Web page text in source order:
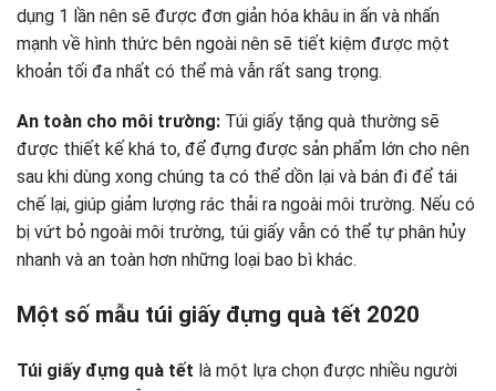
dụng 1 lần nên sẽ được đơn giản hóa khâu in ấn và nhấn
mạnh về hình thức bên ngoài nên sẽ tiết kiệm được một
khoản tối đa nhất có thể mà vẫn rất sang trọng.
An toàn cho môi trường: Túi giấy tặng quà thường sẽ
được thiết kế khá to, để đựng được sản phẩm lớn cho nên
sau khi dùng xong chúng ta có thể dồn lại và bán đi để tái
chế lại, giúp giảm lượng rác thải ra ngoài môi trường. Nếu có
bị vứt bỏ ngoài môi trường, túi giấy vẫn có thể tự phân hủy
nhanh và an toàn hơn những loại bao bì khác.
Một số mẫu túi giấy đựng quà tết 2020
Túi giấy đựng quà tết là một lựa chọn được nhiều người